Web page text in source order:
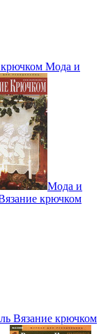
Мода и
Мода и
крючком
Вязание крючком